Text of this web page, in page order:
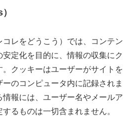
レをどうこう）では、コンテン
定化を目的に、情報の収集にク
クッキーはユーザーがサイトを
のコンピュータ内に記録されま
報には、ユーザー名やメールア
るものは一切含まれません。